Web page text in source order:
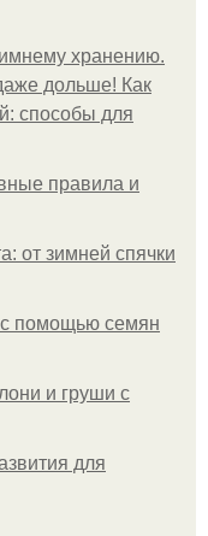
хранению.
дольше! Как
способы для
правила и
от зимней спячки
с помощью семян
и груши с
для